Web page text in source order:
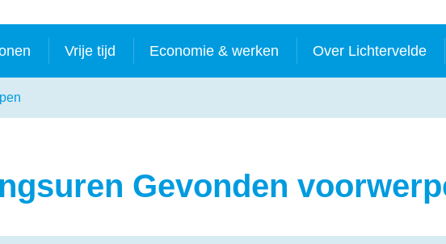
Vrije tijd Economie & werken Over Lichtervelde
Gevonden